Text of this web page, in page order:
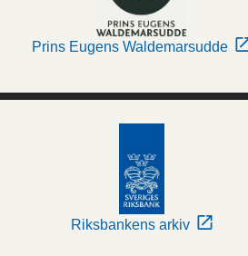
Prins Eugens Waldemarsudde
Riksbankens arkiv